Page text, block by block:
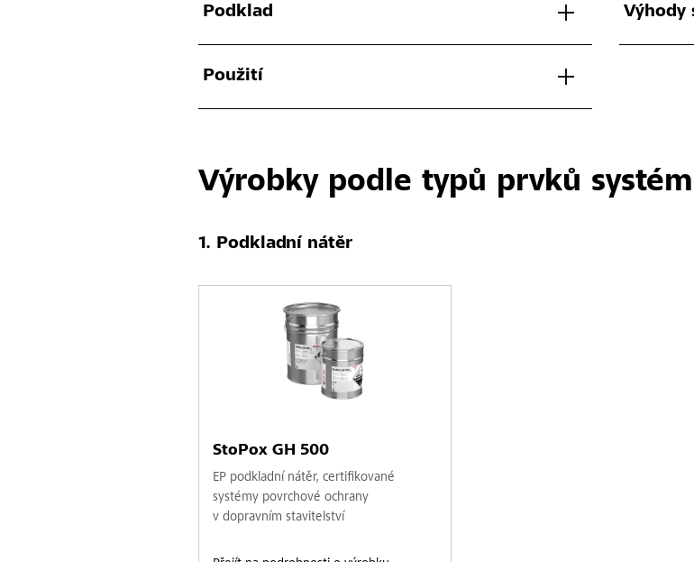
Podklad
Použití
Výhody
Výrobky podle typů prvků
Podkladní nátěr
StoPox GH 500
EP podkladní nátěr, certifikované
systémy povrchové ochrany
v dopravním stavitelství